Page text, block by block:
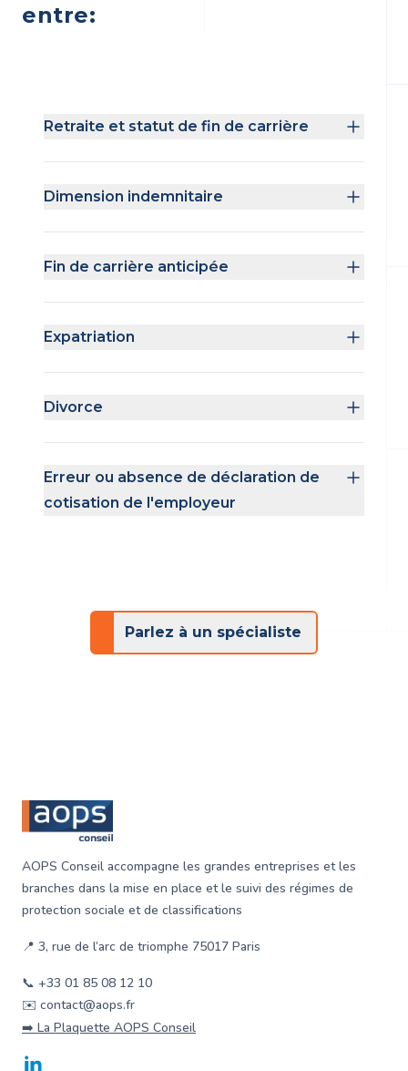
entre:
Retraite et statut de fin de carrière
Dimension indemnitaire
Fin de carrière anticipée
Expatriation
Divorce
Erreur ou absence de déclaration de
cotisation de l'employeur
Parlez à un spécialiste
AOPS Conseil accompagne les grandes entreprises et les
branches dans la mise en place et le suivi des régimes de
protection sociale et de classifications
📍 3, rue de l‘arc de triomphe 75017 Paris
📞 +33 01 85 08 12 10
✉️ contact@aops.fr
➡️ La Plaquette AOPS Conseil
LinkedIn